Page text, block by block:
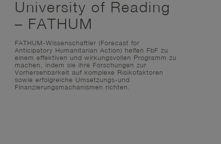
University of Reading
– FATHUM
FATHUM -Wissenschaftler (Forecast for
Anticipatory Humanitarian Action) helfen FbF zu
einem effektiven und wirkungsvollen Programm zu
machen, indem sie ihre Forschungen zur
Vorhersehbarkeit auf komplexe Risikofaktoren
sowie erfolgreiche Umsetzungs-und
Finanzierungsmachanismen richten.